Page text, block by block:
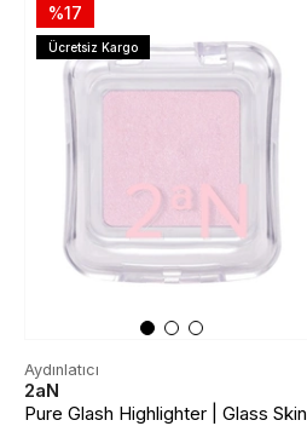
Aydınlatıcı
2aN
Pure Glash Highlighter | Glass Skin
%17
Ücretsiz Kargo